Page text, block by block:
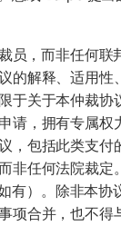
员，而非任何
的解释、适用性
于关于本仲裁协
请，拥有专属权
，包括此类支付
非任何法院裁定
有）。除非本协
项合并，也不得